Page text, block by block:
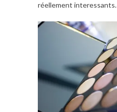
réellement interessants.